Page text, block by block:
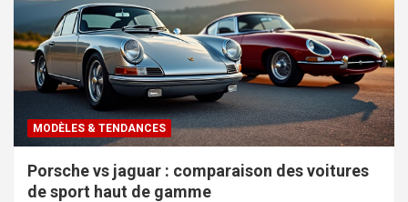
MODÈLES & TENDANCES
Porsche vs jaguar : comparaison des voitures
de sport haut de gamme